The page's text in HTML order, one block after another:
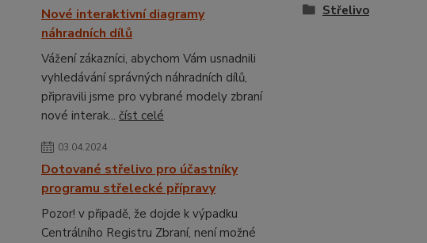
Nové interaktivní diagramy
náhradních dílů
Vážení zákazníci, abychom Vám usnadnili
vyhledávání správných náhradních dílů,
připravili jsme pro vybrané modely zbraní
nové interak... číst celé
03.04.2024
Dotované střelivo pro účastníky
programu střelecké přípravy
Pozor! v připadě, že dojde k výpadku
Centrálního Registru Zbraní, není možné
Střelivo